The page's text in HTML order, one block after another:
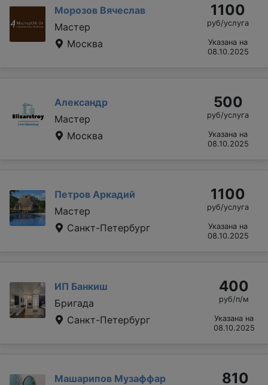
Морозов Вячеслав
Мастер
Москва
1100
руб/услуга
Указана на
08.10.2025
Александр
Мастер
Москва
500
руб/услуга
Указана на
08.10.2025
Петров Аркадий
Мастер
Санкт-Петербург
1100
руб/услуга
Указана на
08.10.2025
ИП Банкиш
Бригада
Санкт-Петербург
400
руб/п/м
Указана на
08.10.2025
Машарипов Музаффар
810